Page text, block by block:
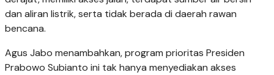
dan aliran listrik, serta tidak berada di daerah rawan
bencana.
Agus Jabo menambahkan, program prioritas Presiden
Prabowo Subianto ini tak hanya menyediakan akses